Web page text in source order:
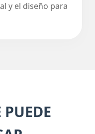
y el diseño para